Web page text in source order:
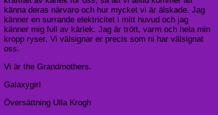
känna deras närvaro och hur mycket vi är älskade. Jag
känner en surrande elektricitet i mitt huvud och jag
känner mig full av kärlek. Jag är trött, varm och hela min
kropp ryser. Vi välsignar er precis som ni har välsignat
oss.
Vi är the Grandmothers.
Galaxygirl
Översättning Ulla Krogh